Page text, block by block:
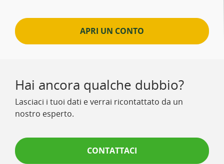
APRI UN CONTO
Hai ancora qualche dubbio?
Lasciaci i tuoi dati e verrai ricontattato da un
nostro esperto.
CONTATTACI